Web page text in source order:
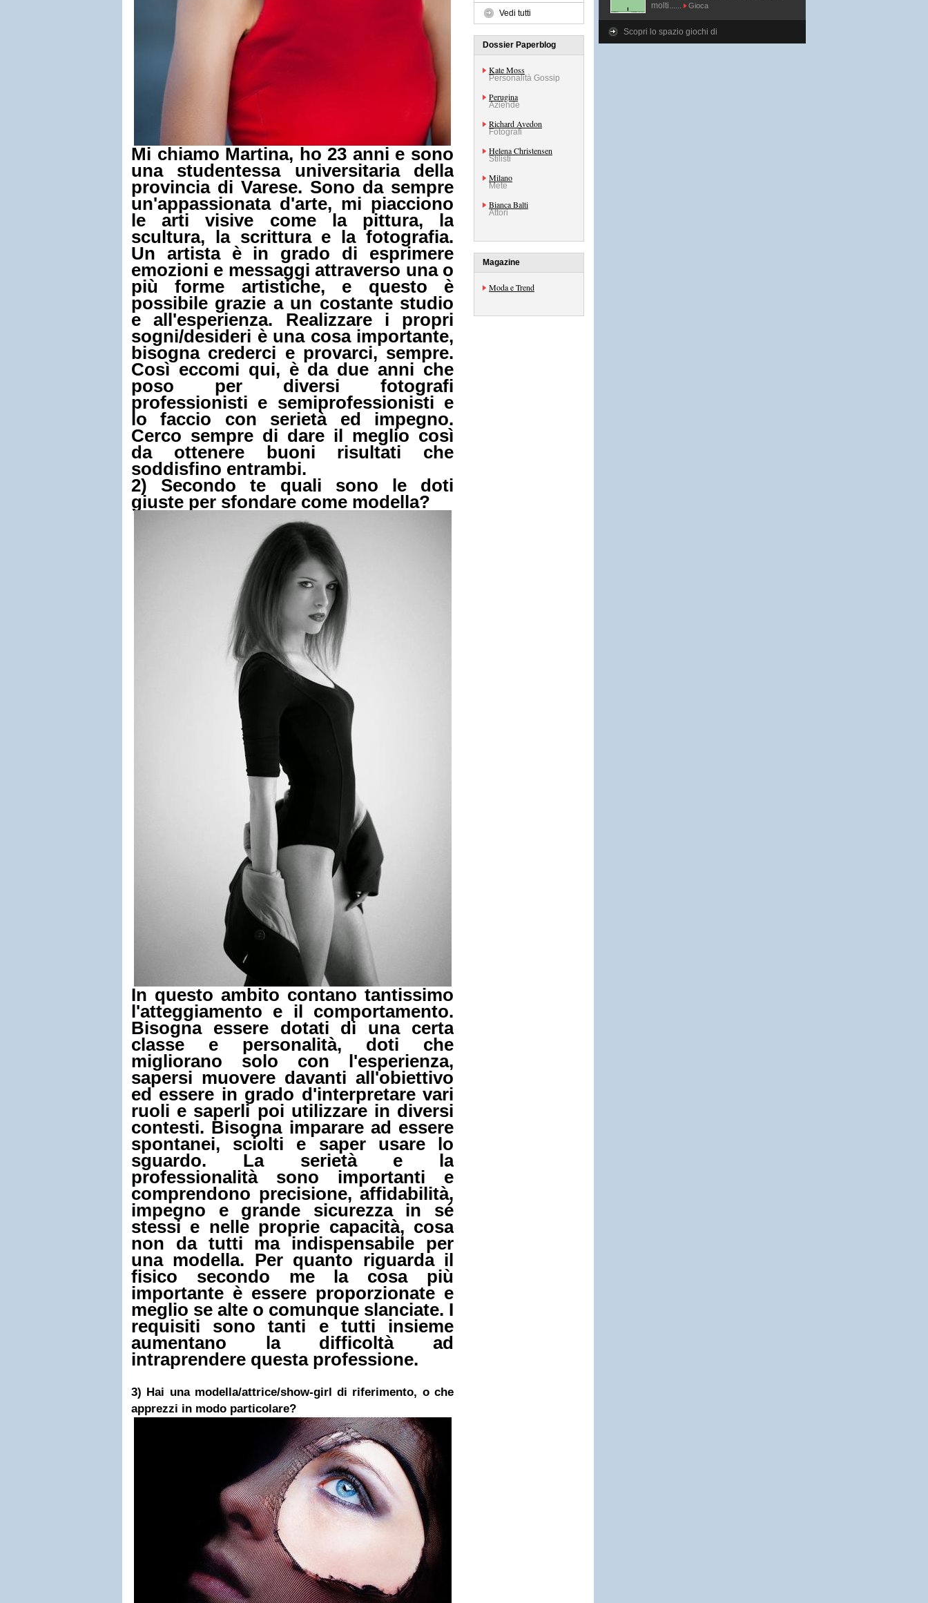
Mi chiamo Martina, ho 23 anni e sono
una studentessa universitaria della
provincia di Varese. Sono da sempre
un'appassionata d'arte, mi piacciono
le arti visive come la pittura, la
scultura, la scrittura e la fotografia.
Un artista è in grado di esprimere
emozioni e messaggi attraverso una o
più forme artistiche, e questo è
possibile grazie a un costante studio
e all'esperienza. Realizzare i propri
sogni/desideri è una cosa importante,
bisogna crederci e provarci, sempre.
Così eccomi qui, è da due anni che
poso per diversi fotografi
professionisti e semiprofessionisti e
lo faccio con serietà ed impegno.
Cerco sempre di dare il meglio così
da ottenere buoni risultati che
soddisfino entrambi.
2) Secondo te quali sono le doti
giuste per sfondare come modella?
In questo ambito contano tantissimo
l'atteggiamento e il comportamento.
Bisogna essere dotati di una certa
classe e personalità, doti che
migliorano solo con l'esperienza,
sapersi muovere davanti all'obiettivo
ed essere in grado d'interpretare vari
ruoli e saperli poi utilizzare in diversi
contesti. Bisogna imparare ad essere
spontanei, sciolti e saper usare lo
sguardo. La serietà e la
professionalità sono importanti e
comprendono precisione, affidabilità,
impegno e grande sicurezza in sé
stessi e nelle proprie capacità, cosa
non da tutti ma indispensabile per
una modella. Per quanto riguarda il
fisico secondo me la cosa più
importante è essere proporzionate e
meglio se alte o comunque slanciate. I
requisiti sono tanti e tutti insieme
aumentano la difficoltà ad
intraprendere questa professione.
3) Hai una modella/attrice/show-girl di riferimento, o che
apprezzi in modo particolare?
Vedi tutti
Dossier Paperblog
Kate Moss
Personalità Gossip
Perugina
Aziende
Richard Avedon
Fotografi
Helena Christensen
Stilisti
Milano
Mete
Bianca Balti
Attori
Magazine
Moda e Trend
molti......
Gioca
Scopri lo spazio giochi di